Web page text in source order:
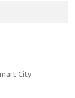
City